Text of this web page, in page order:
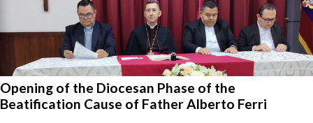
Opening of the Diocesan Phase of the
Beatification Cause of Father Alberto Ferri